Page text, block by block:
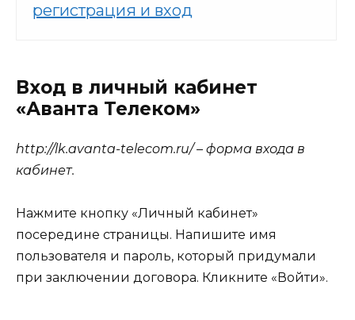
регистрация и вход
Вход в личный кабинет
«Аванта Телеком»
http://lk.avanta-telecom.ru/ – форма входа в
кабинет.
Нажмите кнопку «Личный кабинет»
посередине страницы. Напишите имя
пользователя и пароль, который придумали
при заключении договора. Кликните «Войти».